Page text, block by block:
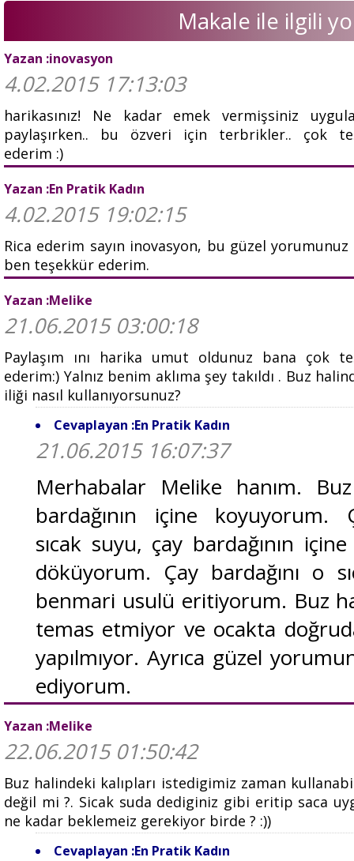
Makale ile ilgili
Yazan :inovasyon
4.02.2015 17:13:03
harikasınız! Ne kadar emek vermişsiniz
paylaşırken.. bu özveri için terbrikler.. çok
ederim :)
Yazan :En Pratik Kadın
4.02.2015 19:02:15
Rica ederim sayın inovasyon, bu güzel
ben teşekkür ederim.
Yazan :Melike
21.06.2015 03:00:18
Paylaşım ını harika umut oldunuz bana çok
ederim:) Yalnız benim aklıma şey takıldı . Buz
iliği nasıl kullanıyorsunuz?
Cevaplayan :En Pratik Kadın
21.06.2015 16:07:37
Merhabalar Melike hanım.
bardağının içine koyuyorum.
sıcak suyu, çay bardağının
döküyorum. Çay bardağını o
benmari usulü eritiyorum. Buz
temas etmiyor ve ocakta
yapılmıyor. Ayrıca güzel
ediyorum.
Yazan :Melike
22.06.2015 01:50:42
Buz halindeki kalıpları istedigimiz zaman
değil mi ?. Sicak suda dediginiz gibi eritip saca
ne kadar beklemeiz gerekiyor birde ? :))
Cevaplayan :En Pratik Kadın